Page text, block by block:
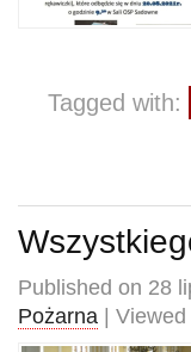
Tagged with:
Published on 28
Pożarna | Viewed